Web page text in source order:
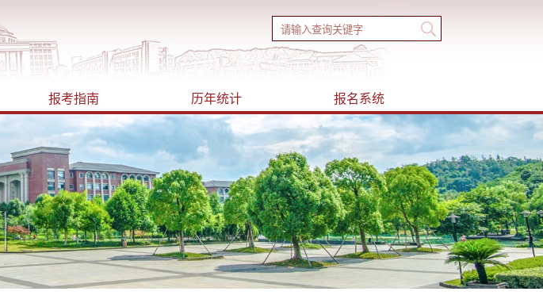
报考指南 历年统计 报名系统